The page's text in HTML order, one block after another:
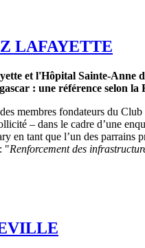
LAFAYETTE
et l'Hôpital Sainte-Anne
: une référence selon la
membres fondateurs du
– dans le cadre d’une
en tant que l’un des parrains
"Renforcement des